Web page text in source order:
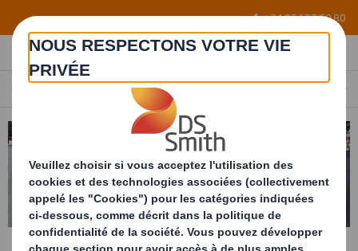
Skip to main content
EMBALLAGE POUR LIGNE DE MONTAGE
+34 96 122 60 80